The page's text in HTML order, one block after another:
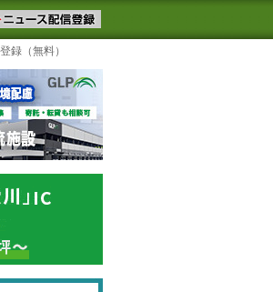
。物流ニュースメール配信を登録す
るテーマ
録（無料）